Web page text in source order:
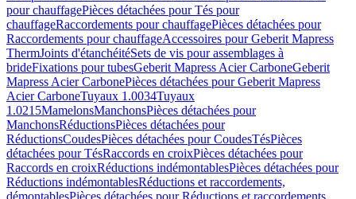
pour chauffagePièces détachées pour Tés pour
chauffageRaccordements pour chauffagePièces détachées pour
Raccordements pour chauffageAccessoires pour Geberit Mapress
ThermJoints d'étanchéitéSets de vis pour assemblages à
brideFixations pour tubesGeberit Mapress Acier CarboneGeberit
Mapress Acier CarbonePièces détachées pour Geberit Mapress
Acier CarboneTuyaux 1.0034Tuyaux
1.0215MamelonsManchonsPièces détachées pour
ManchonsRéductionsPièces détachées pour
RéductionsCoudesPièces détachées pour CoudesTésPièces
détachées pour TésRaccords en croixPièces détachées pour
Raccords en croixRéductions indémontablesPièces détachées pour
Réductions indémontablesRéductions et raccordements,
démontablesPièces détachées pour Réductions et raccordements,